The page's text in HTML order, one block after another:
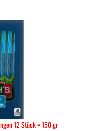
12 Stück = 150 gr